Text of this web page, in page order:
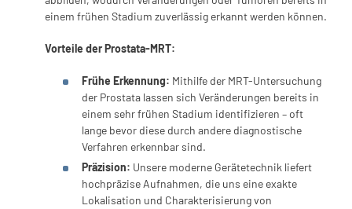
einem frühen Stadium zuverlässig erkannt werden können.
Vorteile der Prostata-MRT:
Frühe Erkennung: Mithilfe der MRT-Untersuchung
der Prostata lassen sich Veränderungen bereits in
einem sehr frühen Stadium identifizieren – oft
lange bevor diese durch andere diagnostische
Verfahren erkennbar sind.
Präzision: Unsere moderne Gerätetechnik liefert
hochpräzise Aufnahmen, die uns eine exakte
Lokalisation und Charakterisierung von